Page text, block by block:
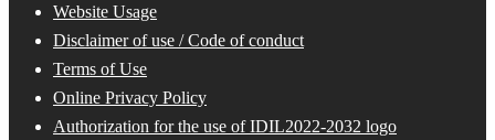
Website Usage
Disclaimer of use / Code of conduct
Terms of Use
Online Privacy Policy
Authorization for the use of IDIL2022-2032 logo